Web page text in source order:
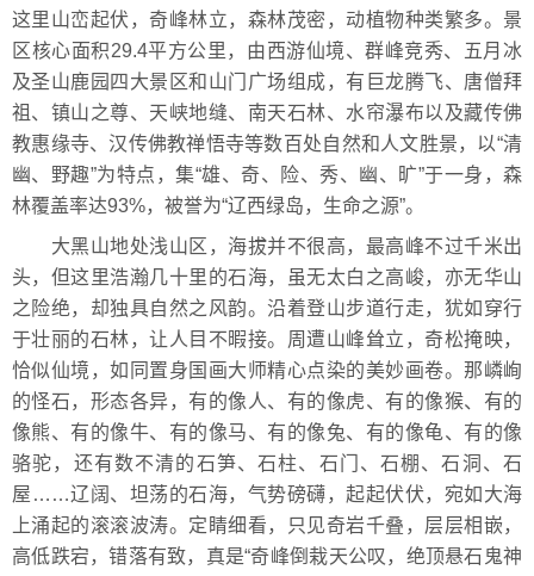
这里山峦起伏，奇峰林立，森林茂密，动植物种类繁多。景
区核心面积29.4平方公里，由西游仙境、群峰竞秀、五月冰
及圣山鹿园四大景区和山门广场组成，有巨龙腾飞、唐僧拜
祖、镇山之尊、天峡地缝、南天石林、水帘瀑布以及藏传佛
教惠缘寺、汉传佛教禅悟寺等数百处自然和人文胜景，以“清
幽、野趣”为特点，集“雄、奇、险、秀、幽、旷”于一身，森
林覆盖率达93%，被誉为“辽西绿岛，生命之源”。
大黑山地处浅山区，海拔并不很高，最高峰不过千米出
头，但这里浩瀚几十里的石海，虽无太白之高峻，亦无华山
之险绝，却独具自然之风韵。沿着登山步道行走，犹如穿行
于壮丽的石林，让人目不暇接。周遭山峰耸立，奇松掩映，
恰似仙境，如同置身国画大师精心点染的美妙画卷。那嶙峋
的怪石，形态各异，有的像人、有的像虎、有的像猴、有的
像熊、有的像牛、有的像马、有的像兔、有的像龟、有的像
骆驼，还有数不清的石笋、石柱、石门、石棚、石洞、石
屋……辽阔、坦荡的石海，气势磅礴，起起伏伏，宛如大海
上涌起的滚滚波涛。定睛细看，只见奇岩千叠，层层相嵌，
高低跌宕，错落有致，真是“奇峰倒栽天公叹，绝顶悬石鬼神